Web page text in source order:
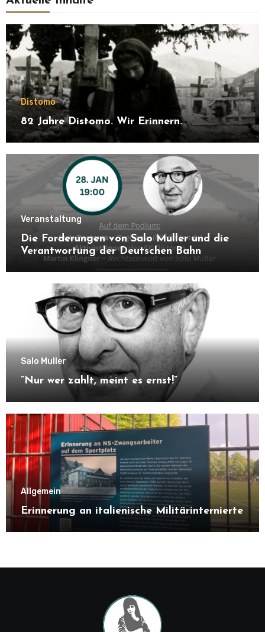
Distomo
82 Jahre Distomo. Wir Erinnern.
Veranstaltung
Die Forderungen von Salo Muller und die
Verantwortung der Deutschen Bahn
Salo Muller
”Nur wer zahlt, meint es ernst!”
Allgemein
Erinnerung an italienische Militärinternierte